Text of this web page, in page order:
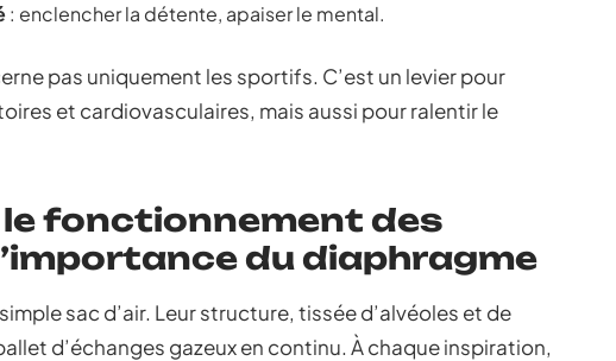
: enclencher la détente, apaiser le mental.
pas uniquement les sportifs. C’est un levier pour
et cardiovasculaires, mais aussi pour ralentir le
fonctionnement des
du diaphragme
sac d’air. Leur structure, tissée d’alvéoles et de
d’échanges gazeux en continu. À chaque inspiration,